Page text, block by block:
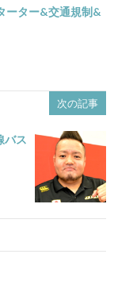
ーター&交通規制&
次の記事
バス